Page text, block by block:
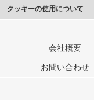
クッキーの使用について
このサイトでは Cookie を
行っています。
メディアや広告配信、デ
各パートナーは、この情
ユーザーが各パートナー
会社概要
お問い合わせ